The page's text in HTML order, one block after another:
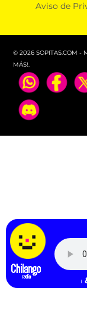
Aviso de
© 2026 SOPITAS.COM -
MÁS!.
Shakira &